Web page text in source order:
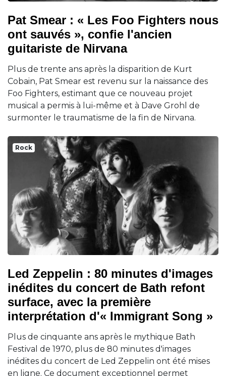
Pat Smear : « Les Foo Fighters nous
ont sauvés », confie l'ancien
guitariste de Nirvana
Plus de trente ans après la disparition de Kurt
Cobain, Pat Smear est revenu sur la naissance des
Foo Fighters, estimant que ce nouveau projet
musical a permis à lui-même et à Dave Grohl de
surmonter le traumatisme de la fin de Nirvana.
Rock
Led Zeppelin : 80 minutes d'images
inédites du concert de Bath refont
surface, avec la première
interprétation d'« Immigrant Song »
Plus de cinquante ans après le mythique Bath
Festival de 1970, plus de 80 minutes d'images
inédites du concert de Led Zeppelin ont été mises
en ligne. Ce document exceptionnel permet